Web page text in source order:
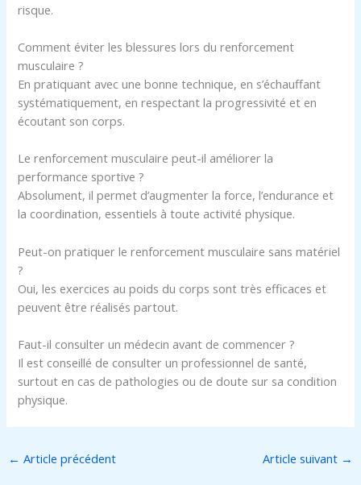
risque.
Comment éviter les blessures lors du renforcement
musculaire ?
En pratiquant avec une bonne technique, en s’échauffant
systématiquement, en respectant la progressivité et en
écoutant son corps.
Le renforcement musculaire peut-il améliorer la
performance sportive ?
Absolument, il permet d’augmenter la force, l’endurance et
la coordination, essentiels à toute activité physique.
Peut-on pratiquer le renforcement musculaire sans matériel
?
Oui, les exercices au poids du corps sont très efficaces et
peuvent être réalisés partout.
Faut-il consulter un médecin avant de commencer ?
Il est conseillé de consulter un professionnel de santé,
surtout en cas de pathologies ou de doute sur sa condition
physique.
← Article précédent Article suivant →